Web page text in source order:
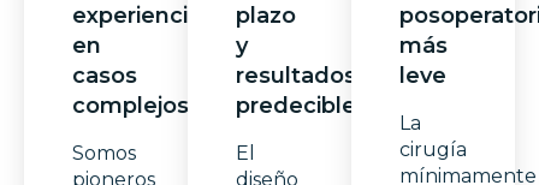
experiencia
en
casos
complejos
Somos
pioneros
plazo
y
resultados
predecibles
El
diseño
más
leve
La
cirugía
mínimamente